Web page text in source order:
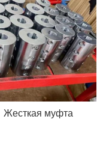
Жесткая муфта